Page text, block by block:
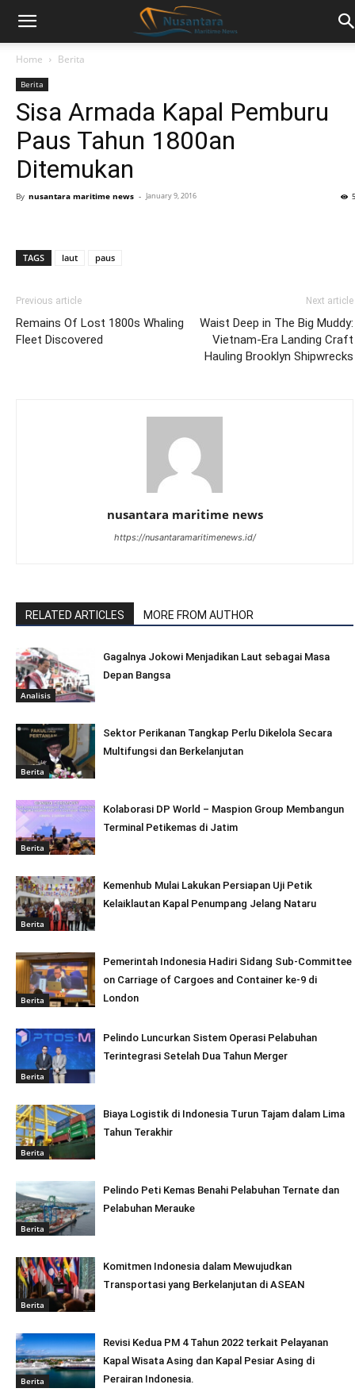
Home Berita
Berita
Sisa Armada Kapal Pemburu
Paus Tahun 1800an
Ditemukan
By nusantara maritime news - January 9, 2016
TAGS laut paus
Previous article
Remains Of Lost 1800s Whaling
Fleet Discovered
Next article
Waist Deep in The Big Muddy:
Vietnam-Era Landing Craft
Hauling Brooklyn Shipwrecks
nusantara maritime news
https://nusantaramaritimenews.id/
RELATED ARTICLES MORE FROM AUTHOR
Analisis
Gagalnya Jokowi Menjadikan Laut sebagai Masa
Depan Bangsa
Berita
Sektor Perikanan Tangkap Perlu Dikelola Secara
Multifungsi dan Berkelanjutan
Berita
Kolaborasi DP World – Maspion Group Membangun
Terminal Petikemas di Jatim
Berita
Kemenhub Mulai Lakukan Persiapan Uji Petik
Kelaiklautan Kapal Penumpang Jelang Nataru
Berita
Pemerintah Indonesia Hadiri Sidang Sub-Committee
on Carriage of Cargoes and Container ke-9 di
London
Berita
Pelindo Luncurkan Sistem Operasi Pelabuhan
Terintegrasi Setelah Dua Tahun Merger
Berita
Biaya Logistik di Indonesia Turun Tajam dalam Lima
Tahun Terakhir
Berita
Pelindo Peti Kemas Benahi Pelabuhan Ternate dan
Pelabuhan Merauke
Berita
Komitmen Indonesia dalam Mewujudkan
Transportasi yang Berkelanjutan di ASEAN
Berita
Revisi Kedua PM 4 Tahun 2022 terkait Pelayanan
Kapal Wisata Asing dan Kapal Pesiar Asing di
Perairan Indonesia.